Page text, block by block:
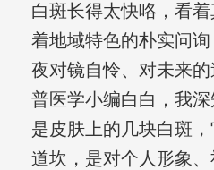
白斑长得太快咯，看
着地域特色的朴实问
夜对镜自怜、对未来
普医学小编白白，我
是皮肤上的几块白斑
道坎，是对个人形象